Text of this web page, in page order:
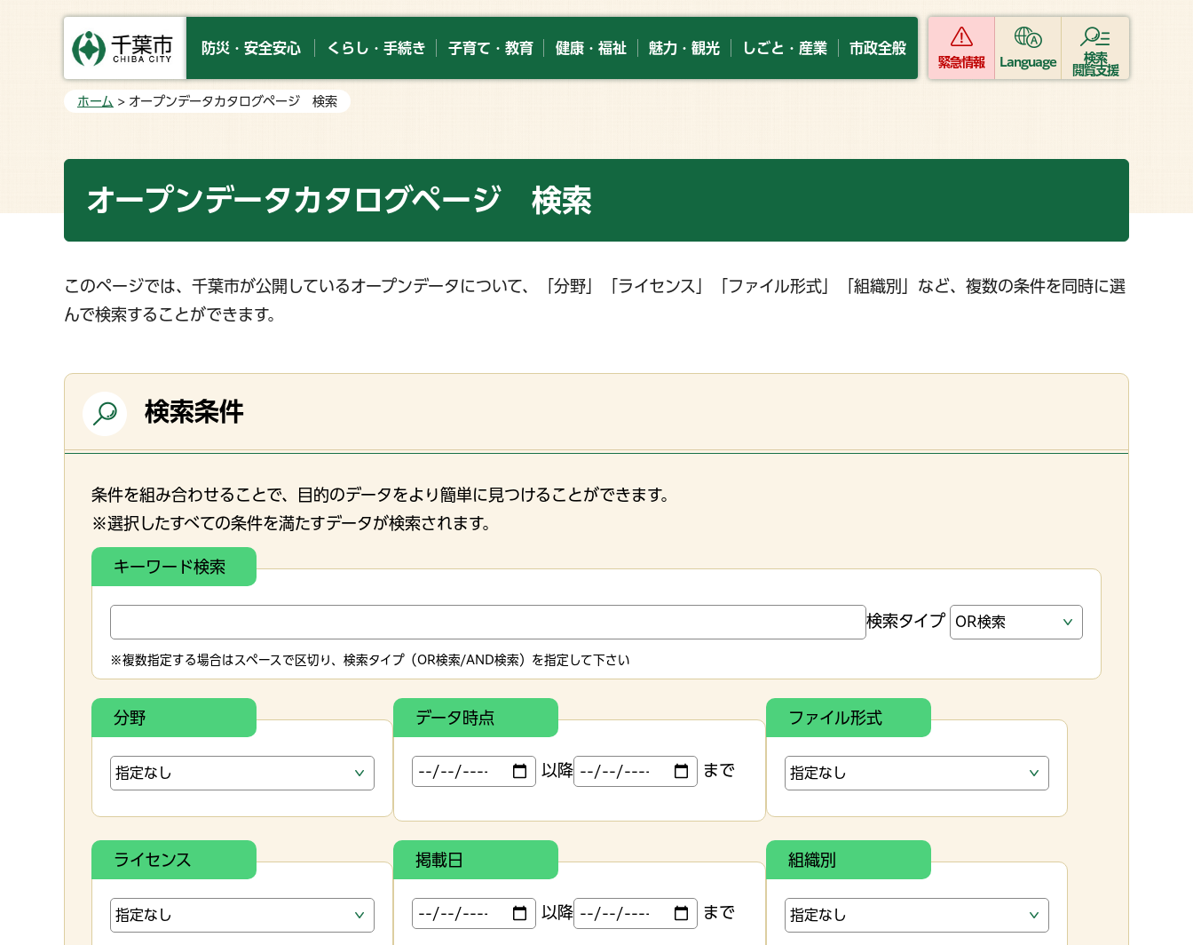
防災・安全安心 くらし・手続き 子育て・教育 健康・福祉 魅力・観光 しごと・産業 市政全般
緊急情報 Language
検索
閲覧支援
ホーム > オープンデータカタログページ 検索
オープンデータカタログページ 検索
このページでは、千葉市が公開しているオープンデータについて、「分野」「ライセンス」「ファイル形式」「組織別」など、複数の条件を同時に選
んで検索することができます。
検索条件
条件を組み合わせることで、目的のデータをより簡単に見つけることができます。
※選択したすべての条件を満たすデータが検索されます。
キーワード検索
検索タイプ
※複数指定する場合はスペースで区切り、検索タイプ（OR検索/AND検索）を指定して下さい
分野 データ時点
以降 まで
ファイル形式
ライセンス 掲載日
以降 まで
組織別